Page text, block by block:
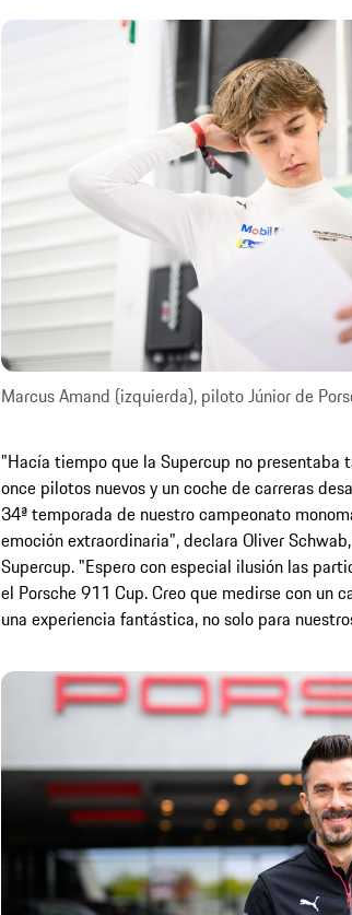
Marcus Amand (izquierda), piloto Júnior de
"Hacía tiempo que la Supercup no presentaba
once pilotos nuevos y un coche de carreras
34ª temporada de nuestro campeonato
emoción extraordinaria", declara Oliver
Supercup. "Espero con especial ilusión las
el Porsche 911 Cup. Creo que medirse con un
una experiencia fantástica, no solo para